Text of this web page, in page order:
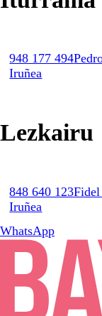
948 177 494
Iruñea
Lezkairu
848 640 123
Iruñea
WhatsApp